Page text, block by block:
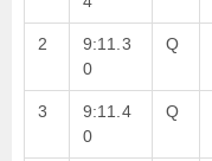
2
9:11.3
0
Q
3
9:11.4
0
Q